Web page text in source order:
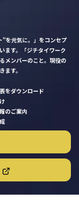
を元気に。」をコンセプ
ます。「ジチタイワーク
メンバーのこと。現役の
す。
をダウンロード
のご案内